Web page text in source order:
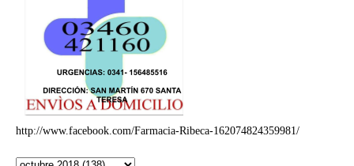
http://www.facebook.com/Farmacia-Ribeca-162074824359981/